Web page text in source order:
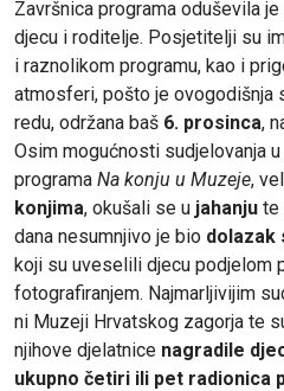
Završnica programa oduševila
djecu i roditelje. Posjetitelji su
i raznolikom programu, kao i
atmosferi, pošto je ovogodišnja
redu, održana baš 6. prosinca,
Osim mogućnosti sudjelovanja u
programa Na konju u Muzeje,
konjima, okušali se u jahanju te
dana nesumnjivo je bio dolazak
koji su uveselili djecu podjelom
fotografiranjem. Najmarljivijim
ni Muzeji Hrvatskog zagorja te
njihove djelatnice nagradile
ukupno četiri ili pet radionica